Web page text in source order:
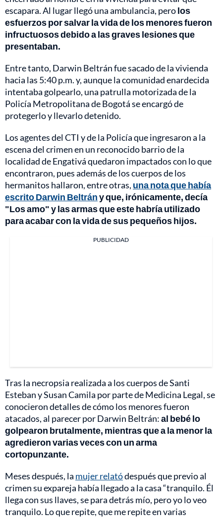
escapara. Al lugar llegó una ambulancia, perolos
esfuerzos por salvar la vida de los menores fueron
infructuosos debido a las graves lesiones que
presentaban.
Entre tanto, Darwin Beltrán fue sacado de la vivienda
hacia las 5:40 p.m. y, aunque la comunidad enardecida
intentaba golpearlo, una patrulla motorizada de la
Policía Metropolitana de Bogotá se encargó de
protegerlo y llevarlo detenido.
Los agentes del CTI y de la Policía que ingresaron a la
escena del crimen en un reconocido barrio de la
localidad de Engativá quedaron impactados con lo que
encontraron, pues además de los cuerpos de los
hermanitos hallaron, entre otras, una nota que había
escrito Darwin Beltrány que, irónicamente, decía
"Los amo" y las armas que este habría utilizado
para acabar con la vida de sus pequeños hijos.
PUBLICIDAD
Tras la necropsia realizada a los cuerpos de Santi
Esteban y Susan Camila por parte de Medicina Legal, se
conocieron detalles de cómo los menores fueron
atacados, al parecer por Darwin Beltrán:al bebé lo
golpearon brutalmente, mientras que a la menor la
agredieron varias veces con un arma
cortopunzante.
Meses después, la mujer relatódespués que previo al
crimen su expareja había llegado a la casa “tranquilo. Él
llega con sus llaves, se para detrás mío, pero yo lo veo
tranquilo. Lo que repite, que me repite en varias